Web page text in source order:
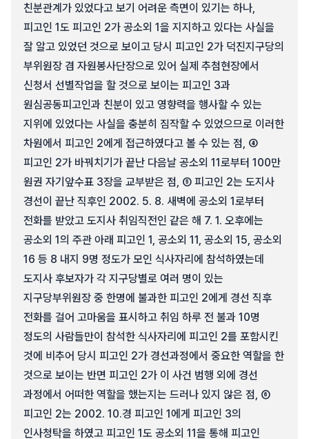
친분관계가 있었다고 보기 어려운 측면이 있기는 하나,
피고인 1도 피고인 2가 공소외 1을 지지하고 있다는 사실을
잘 알고 있었던 것으로 보이고 당시 피고인 2가 덕진지구당의
부위원장 겸 자원봉사단장으로 있어 실제 추첨현장에서
신청서 선별작업을 할 것으로 보이는 피고인 3과
원심공동피고인과 친분이 있고 영향력을 행사할 수 있는
지위에 있었다는 사실을 충분히 짐작할 수 있었으므로 이러한
차원에서 피고인 2에게 접근하였다고 볼 수 있는 점, ④
피고인 2가 바꿔치기가 끝난 다음날 공소외 11로부터 100만
원권 자기앞수표 3장을 교부받은 점, ⑤ 피고인 2는 도지사
경선이 끝난 직후인 2002. 5. 8. 새벽에 공소외 1로부터
전화를 받았고 도지사 취임직전인 같은 해 7. 1. 오후에는
공소외 1의 주관 아래 피고인 1, 공소외 11, 공소외 15, 공소외
16 등 8 내지 9명 정도가 모인 식사자리에 참석하였는데
도지사 후보자가 각 지구당별로 여러 명이 있는
지구당부위원장 중 한명에 불과한 피고인 2에게 경선 직후
전화를 걸어 고마움을 표시하고 취임 하루 전 불과 10명
정도의 사람들만이 참석한 식사자리에 피고인 2를 포함시킨
것에 비추어 당시 피고인 2가 경선과정에서 중요한 역할을 한
것으로 보이는 반면 피고인 2가 이 사건 범행 외에 경선
과정에서 어떠한 역할을 했는지는 드러나 있지 않은 점, ⑥
피고인 2는 2002. 10.경 피고인 1에게 피고인 3의
인사청탁을 하였고 피고인 1도 공소외 11을 통해 피고인